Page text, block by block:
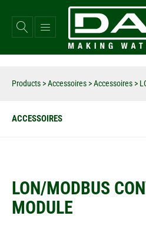
naar
Products >Accessoires >Accessoires >
ACCESSOIRES
LON/MODBUS
MODULE